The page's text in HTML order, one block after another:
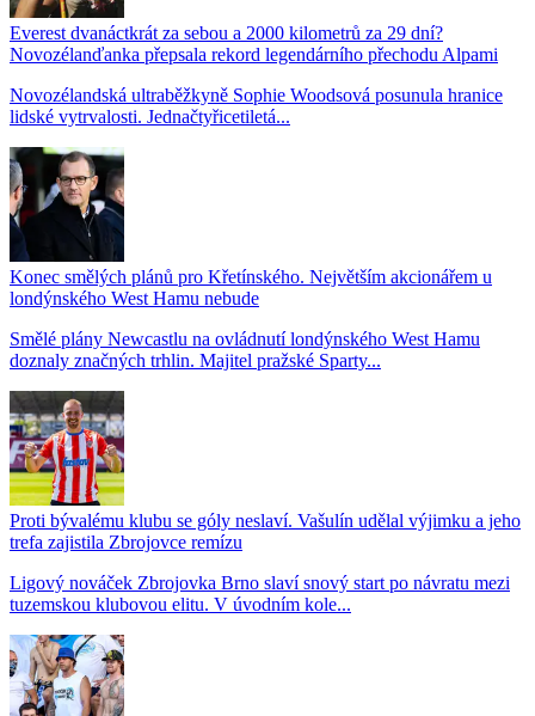
Everest dvanáctkrát za sebou a 2000 kilometrů za 29 dní?
Novozélanďanka přepsala rekord legendárního přechodu Alpami
Novozélandská ultraběžkyně Sophie Woodsová posunula hranice
lidské vytrvalosti. Jednačtyřicetiletá...
Konec smělých plánů pro Křetínského. Největším akcionářem u
londýnského West Hamu nebude
Smělé plány Newcastlu na ovládnutí londýnského West Hamu
doznaly značných trhlin. Majitel pražské Sparty...
Proti bývalému klubu se góly neslaví. Vašulín udělal výjimku a jeho
trefa zajistila Zbrojovce remízu
Ligový nováček Zbrojovka Brno slaví snový start po návratu mezi
tuzemskou klubovou elitu. V úvodním kole...